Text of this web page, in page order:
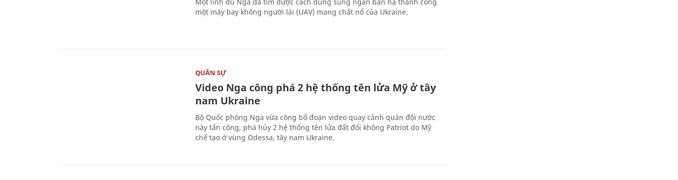
một máy bay không người lái (UAV) mang chất nổ của Ukraine.
QUÂN SỰ
Video Nga công phá 2 hệ thống tên lửa Mỹ ở tây
nam Ukraine
Bộ Quốc phòng Nga vừa công bố đoạn video quay cảnh quân đội nước
này tấn công, phá hủy 2 hệ thống tên lửa đất đối không Patriot do Mỹ
chế tạo ở vùng Odessa, tây nam Ukraine.